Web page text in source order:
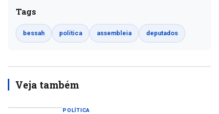
Tags
bessah política assembleia deputados
Veja também
POLÍTICA